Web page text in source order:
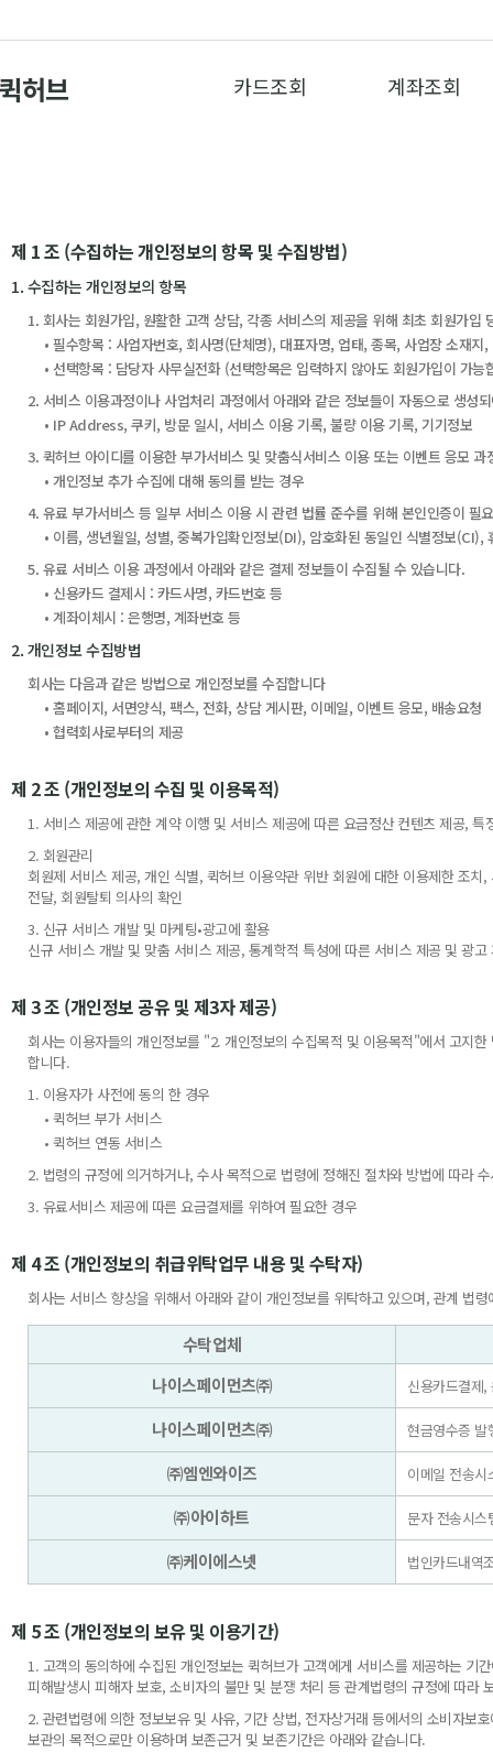
카드조회 계좌조회
제 1 조 (수집하는 개인정보의 항목 및 수집방법)
1. 수집하는 개인정보의 항목
1. 회사는 회원가입, 원활한 고객 상담, 각종 서비스의 제공을 위해 최초 회원가
• 필수항목 : 사업자번호, 회사명(단체명), 대표자명, 업태, 종목, 사업장 소재
• 선택항목 : 담당자 사무실전화 (선택항목은 입력하지 않아도 회원가입이 가능
2. 서비스 이용과정이나 사업처리 과정에서 아래와 같은 정보들이 자동으로 생성
• IP Address, 쿠키, 방문 일시, 서비스 이용 기록, 불량 이용 기록, 기기정보
3. 퀵허브 아이디를 이용한 부가서비스 및 맞춤식서비스 이용 또는 이벤트 응모
• 개인정보 추가 수집에 대해 동의를 받는 경우
4. 유료 부가서비스 등 일부 서비스 이용 시 관련 법률 준수를 위해 본인인증이 필
• 이름, 생년월일, 성별, 중복가입확인정보(DI), 암호화된 동일인 식별정보
5. 유료 서비스 이용 과정에서 아래와 같은 결제 정보들이 수집될 수 있습니다.
• 신용카드 결제시 : 카드사명, 카드번호 등
• 계좌이체시 : 은행명, 계좌번호 등
2. 개인정보 수집방법
회사는 다음과 같은 방법으로 개인정보를 수집합니다
• 홈페이지, 서면양식, 팩스, 전화, 상담 게시판, 이메일, 이벤트 응모, 배송요청
• 협력회사로부터의 제공
제 2 조 (개인정보의 수집 및 이용목적)
1. 서비스 제공에 관한 계약 이행 및 서비스 제공에 따른 요금정산 컨텐츠 제공,
2. 회원관리
회원제 서비스 제공, 개인 식별, 퀵허브 이용약관 위반 회원에 대한 이용제한 조
전달, 회원탈퇴 의사의 확인
3. 신규 서비스 개발 및 마케팅•광고에 활용
신규 서비스 개발 및 맞춤 서비스 제공, 통계학적 특성에 따른 서비스 제공 및 광
제 3 조 (개인정보 공유 및 제3자 제공)
회사는 이용자들의 개인정보를 "2. 개인정보의 수집목적 및 이용목적"에서 고지
합니다.
1. 이용자가 사전에 동의 한 경우
• 퀵허브 부가 서비스
• 퀵허브 연동 서비스
2. 법령의 규정에 의거하거나, 수사 목적으로 법령에 정해진 절차와 방법에 따라
3. 유료서비스 제공에 따른 요금결제를 위하여 필요한 경우
제 4 조 (개인정보의 취급위탁업무 내용 및 수탁자)
회사는 서비스 향상을 위해서 아래와 같이 개인정보를 위탁하고 있으며, 관계 법
수탁업체
나이스페이먼츠㈜
신용카드결제,
나이스페이먼츠㈜ 현금영수증 발
㈜엠엔와이즈 이메일 전송시
㈜아이하트 문자 전송시스
㈜케이에스넷 법인카드내역
제 5 조 (개인정보의 보유 및 이용기간)
1. 고객의 동의하에 수집된 개인정보는 퀵허브가 고객에게 서비스를 제공하는
피해발생시 피해자 보호, 소비자의 불만 및 분쟁 처리 등 관계법령의 규정에 따라
2. 관련법령에 의한 정보보유 및 사유, 기간 상법, 전자상거래 등에서의 소비자보
보관의 목적으로만 이용하며 보존근거 및 보존기간은 아래와 같습니다.